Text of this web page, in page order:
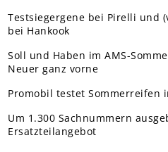
Testsiegergene bei Pirelli und
bei Hankook
Soll und Haben im AMS-
Neuer ganz vorne
Promobil testet Sommerreifen
Um 1.300 Sachnummern
Ersatzteilangebot